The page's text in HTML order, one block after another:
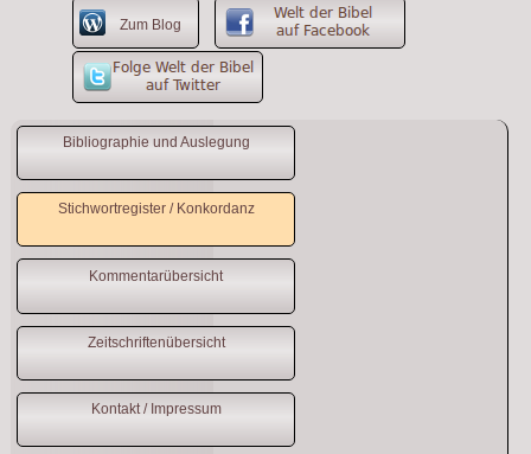
Zum Blog
Bibliographie und Auslegung
Stichwortregister / Konkordanz
Kommentarübersicht
Zeitschriftenübersicht
Kontakt / Impressum